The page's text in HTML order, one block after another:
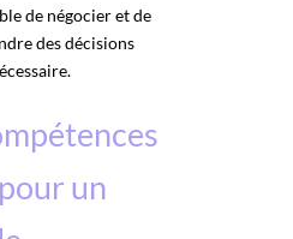
de négocier et de
des décisions
un